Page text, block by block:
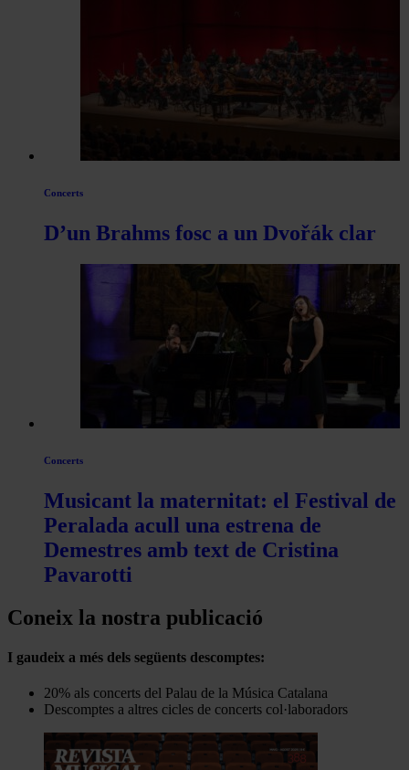
Concerts
D’un Brahms fosc a un Dvořák clar
Concerts
Musicant la maternitat: el Festival de
Peralada acull una estrena de
Demestres amb text de Cristina
Pavarotti
Coneix la nostra publicació
I gaudeix a més dels següents descomptes:
20% als concerts del Palau de la Música Catalana
Descomptes a altres cicles de concerts col·laboradors